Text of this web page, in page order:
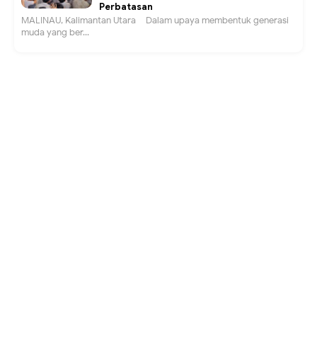
Perbatasan
MALINAU, Kalimantan Utara – Dalam upaya membentuk generasi
muda yang ber...